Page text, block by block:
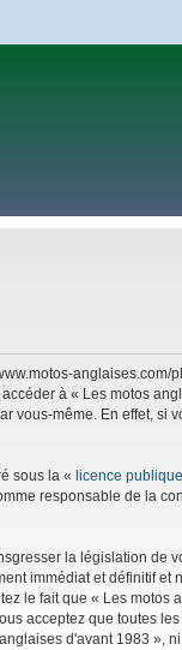
anglaises.com/
à « Les motos
vous-même. En effet, si
sous la « licence
responsable de la
la législation de
immédiat et définitif et
le fait que « Les
acceptez que toutes
d'avant 1983 »,